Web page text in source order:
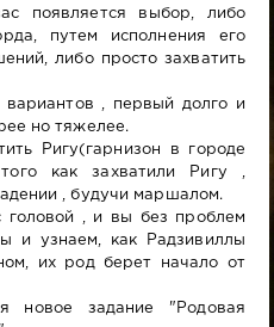
появляется выбор, либо
путем исполнения его
либо просто захватить
, первый долго и
но тяжелее.
Ригу(гарнизон в городе
как захватили Ригу ,
, будучи маршалом.
головой , и вы без проблем
и узнаем, как Радзивиллы
их род берет начало от
новое задание "Родовая